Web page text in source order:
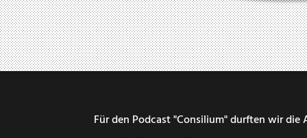
Für den Podcast "Consilium" durften wir